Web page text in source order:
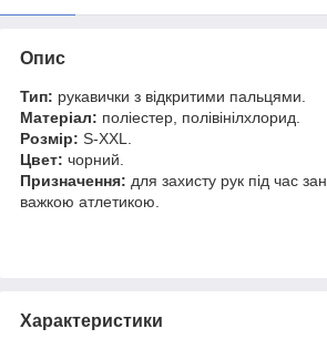
Опис
Тип: рукавички з відкритими пальцями.
Матеріал: поліестер, полівінілхлорид.
Розмір: S-XXL.
Цвет: чорний.
Призначення: для захисту рук під час
важкою атлетикою.
Характеристики